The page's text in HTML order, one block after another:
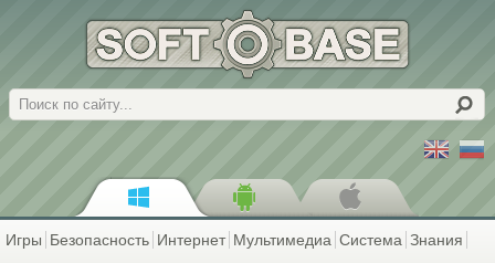
Поиск
Игры Безопасность Интернет Мультимедиа Система Знания